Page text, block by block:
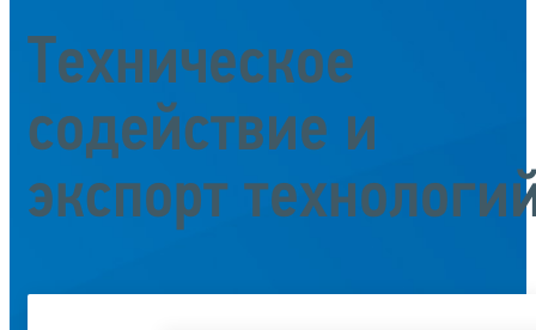
Техническое
содействие и
экспорт